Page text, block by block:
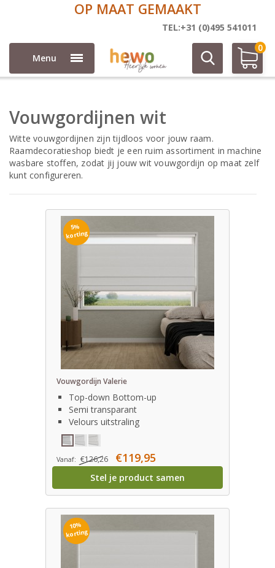
5 JAAR GARANTIE
TEL:+31 (0)495 541011
Menu
0
Vouwgordijnen
Vouwgordijnen wit
Witte vouwgordijnen zijn tijdloos voor jouw raam.
Raamdecoratieshop biedt je een ruim assortiment in machine
wasbare stoffen, zodat jij jouw wit vouwgordijn op maat zelf
kunt configureren.
5%
korting
Vouwgordijn Valerie
Top-down Bottom-up
Semi transparant
Velours uitstraling
Vanaf: €126,26 €119,95
Stel je product samen
10%
korting